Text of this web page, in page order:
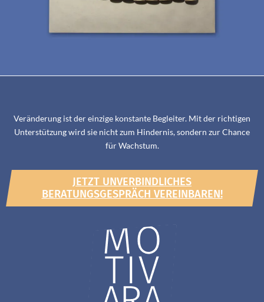
Veränderung ist der einzige konstante Begleiter. Mit der richtigen
Unterstützung wird sie nicht zum Hindernis, sondern zur Chance
für Wachstum.
JETZT UNVERBINDLICHES
BERATUNGSGESPRÄCH VEREINBAREN!